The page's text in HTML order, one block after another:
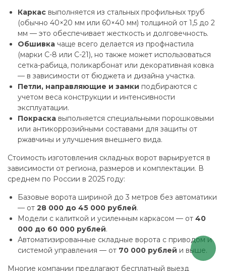
Каркас выполняется из стальных профильных труб
(обычно 40×20 мм или 60×40 мм) толщиной от 1,5 до 2
мм — это обеспечивает жесткость и долговечность.
Обшивка чаще всего делается из профнастила
(марки С-8 или С-21), но также может использоваться
сетка-рабица, поликарбонат или декоративная ковка
— в зависимости от бюджета и дизайна участка.
Петли, направляющие и замки подбираются с
учетом веса конструкции и интенсивности
эксплуатации.
Покраска выполняется специальными порошковыми
или антикоррозийными составами для защиты от
ржавчины и улучшения внешнего вида.
Стоимость изготовления складных ворот варьируется в
зависимости от региона, размеров и комплектации. В
среднем по России в 2025 году:
Базовые ворота шириной до 3 метров без автоматики
— от 28 000 до 45 000 рублей.
Модели с калиткой и усиленным каркасом — от 40
000 до 60 000 рублей.
Автоматизированные складные ворота с приводом и
системой управления — от 70 000 рублей и выше.
Многие компании предлагают бесплатный выезд